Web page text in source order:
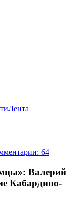
Лента
64
Валерий
Кабардино-